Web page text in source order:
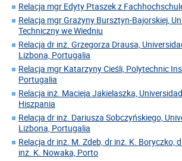
Relacja mgr Edyty Ptaszek z
Relacja mgr Grażyny Bursztyn-Bajorskiej,
Techniczny we Wiedniu
Relacja dr inż. Grzegorza Drausa,
Lizbona, Portugalia
Relacja mgr Katarzyny Cieśli, Polytechnic
Portugalia
Relacja inż. Macieja Jakielaszka,
Hiszpania
Relacja dr inż. Dariusza Sobczyńskiego,
Lizbona, Portugalia
Relacja dr inż. M. Zdeb, dr inż. K. Boryczko,
inż. K. Nowaka, Porto